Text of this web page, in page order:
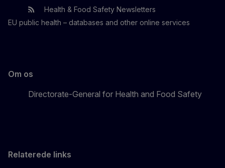
EU One Health
Latest updates
Health & Food Safety Newsletters
EU public health – databases and other online services
Om os
Directorate-General for Health and Food Safety
Relaterede links